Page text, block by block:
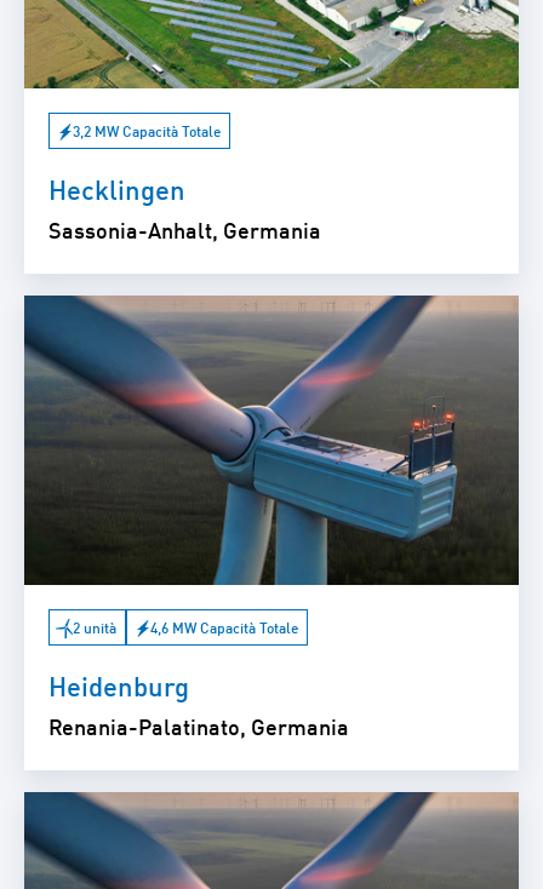
3,2 MW Capacità Totale
Hecklingen
Sassonia-Anhalt, Germania
2 unità 4,6 MW Capacità Totale
Heidenburg
Renania-Palatinato, Germania